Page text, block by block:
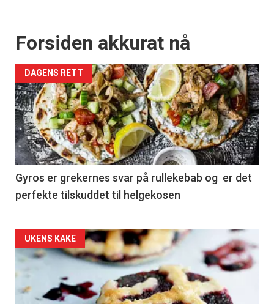
Forsiden akkurat nå
DAGENS RETT
Gyros er grekernes svar på rullekebab og er det
perfekte tilskuddet til helgekosen
Forsiden
akkurat
nå
UKENS KAKE